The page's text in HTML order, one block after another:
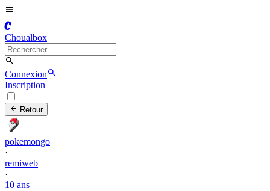
C
Choualbox
Connexion
Inscription
Retour
pokemongo
·
remiweb
·
10 ans